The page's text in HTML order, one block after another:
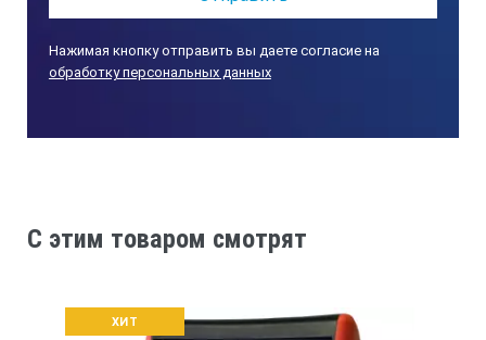
Модель Prisma UT
Нажимая кнопку отправить вы даете согласие на
обработку персональных данных
C этим товаром смотрят
ХИТ